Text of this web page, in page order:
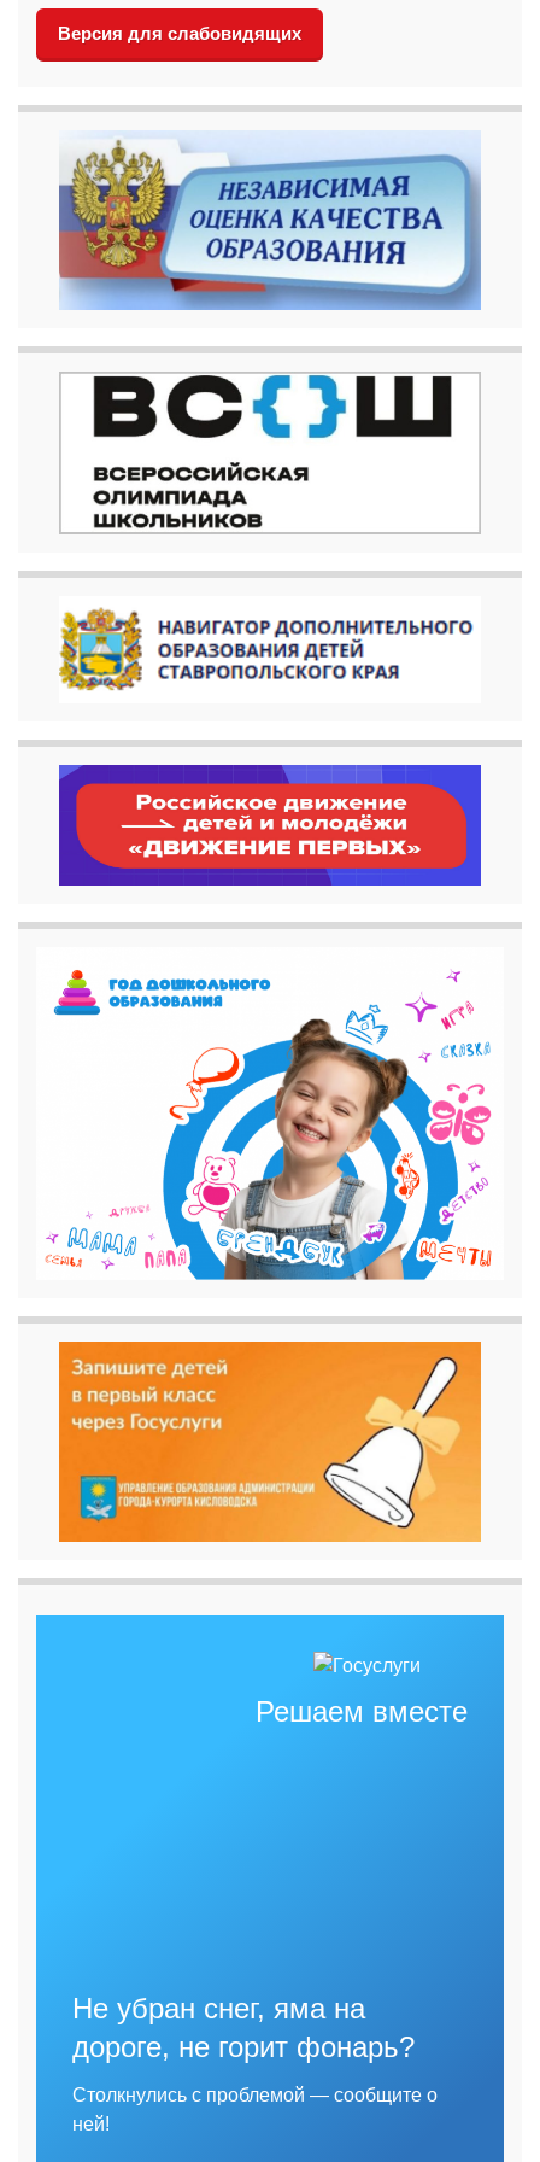
Версия для слабовидящих
Решаем вместе
Не убран снег, яма на
дороге, не горит фонарь?
Столкнулись с проблемой — сообщите о
ней!